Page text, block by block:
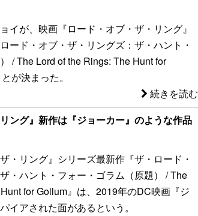
イが、映画『ロード・オブ・ザ・リング』
ード・オブ・ザ・リングズ：ザ・ハント・
/ The Lord of the Rings: The Hunt for
が決まった。
続きを読む
ング』新作は『ジョーカー』のような作品
・リング』シリーズ最新作『ザ・ロード・
・ハント・フォー・ゴラム（原題） / The
for Gollum』は、2019年のDC映画『ジ
イアされた面があるという。